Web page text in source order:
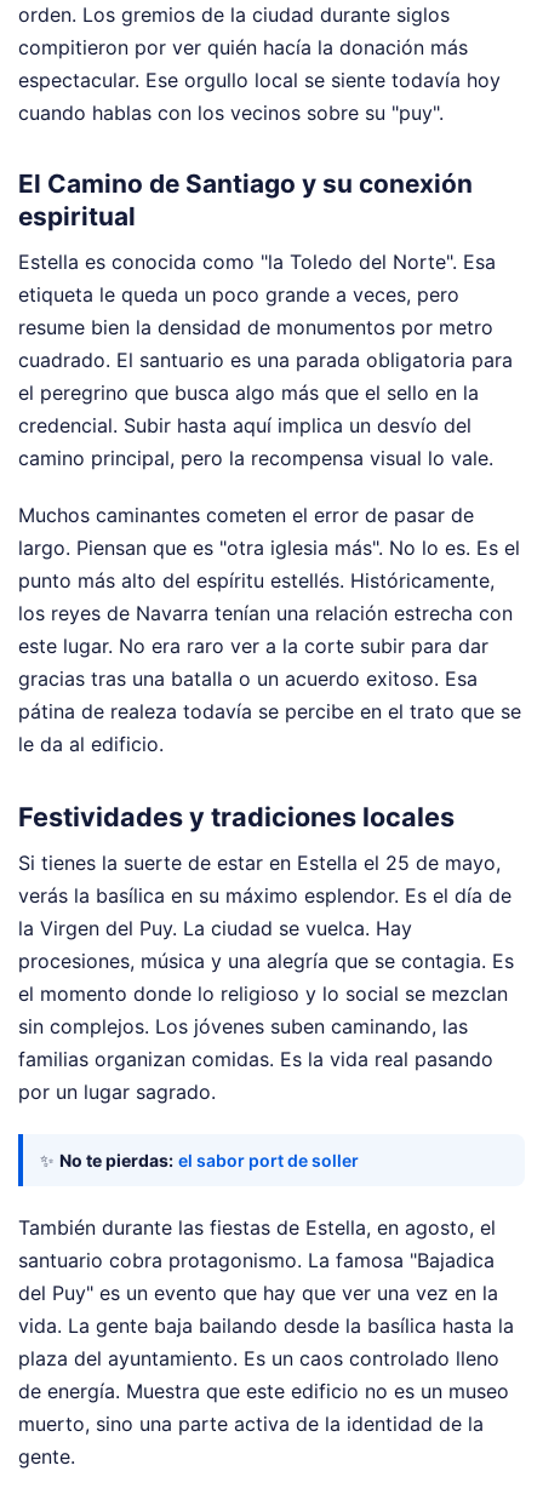
orden. Los gremios de la ciudad durante siglos
compitieron por ver quién hacía la donación más
espectacular. Ese orgullo local se siente todavía hoy
cuando hablas con los vecinos sobre su "puy".
El Camino de Santiago y su conexión
espiritual
Estella es conocida como "la Toledo del Norte". Esa
etiqueta le queda un poco grande a veces, pero
resume bien la densidad de monumentos por metro
cuadrado. El santuario es una parada obligatoria para
el peregrino que busca algo más que el sello en la
credencial. Subir hasta aquí implica un desvío del
camino principal, pero la recompensa visual lo vale.
Muchos caminantes cometen el error de pasar de
largo. Piensan que es "otra iglesia más". No lo es. Es el
punto más alto del espíritu estellés. Históricamente,
los reyes de Navarra tenían una relación estrecha con
este lugar. No era raro ver a la corte subir para dar
gracias tras una batalla o un acuerdo exitoso. Esa
pátina de realeza todavía se percibe en el trato que se
le da al edificio.
Festividades y tradiciones locales
Si tienes la suerte de estar en Estella el 25 de mayo,
verás la basílica en su máximo esplendor. Es el día de
la Virgen del Puy. La ciudad se vuelca. Hay
procesiones, música y una alegría que se contagia. Es
el momento donde lo religioso y lo social se mezclan
sin complejos. Los jóvenes suben caminando, las
familias organizan comidas. Es la vida real pasando
por un lugar sagrado.
✨ No te pierdas: el sabor port de soller
También durante las fiestas de Estella, en agosto, el
santuario cobra protagonismo. La famosa "Bajadica
del Puy" es un evento que hay que ver una vez en la
vida. La gente baja bailando desde la basílica hasta la
plaza del ayuntamiento. Es un caos controlado lleno
de energía. Muestra que este edificio no es un museo
muerto, sino una parte activa de la identidad de la
gente.